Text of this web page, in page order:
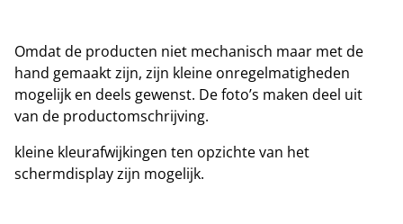
Omdat de producten niet mechanisch maar met de
hand gemaakt zijn, zijn kleine onregelmatigheden
mogelijk en deels gewenst. De foto’s maken deel uit
van de productomschrijving.
kleine kleurafwijkingen ten opzichte van het
schermdisplay zijn mogelijk.